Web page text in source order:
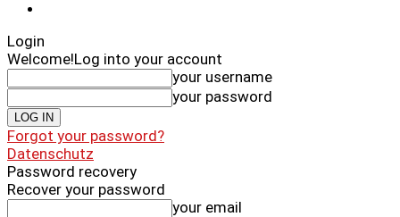
Login
Welcome!Log into your account
your username
your password
Forgot your password?
Datenschutz
Password recovery
Recover your password
your email